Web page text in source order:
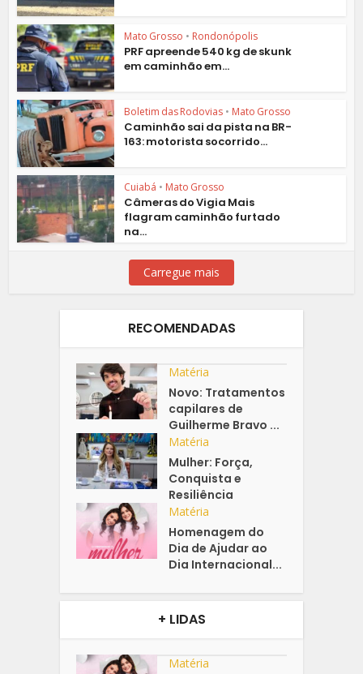
Mato Grosso • Rondonópolis
PRF apreende 540 kg de skunk
em caminhão em...
Boletim das Rodovias • Mato Grosso
Caminhão sai da pista na BR-
163: motorista socorrido...
Cuiabá • Mato Grosso
Câmeras do Vigia Mais
flagram caminhão furtado
na...
Carregue mais
RECOMENDADAS
Matéria
Novo: Tratamentos
capilares de
Guilherme Bravo ...
Matéria
Mulher: Força,
Conquista e
Resiliência
Matéria
Homenagem do
Dia de Ajudar ao
Dia Internacional...
+ LIDAS
Matéria